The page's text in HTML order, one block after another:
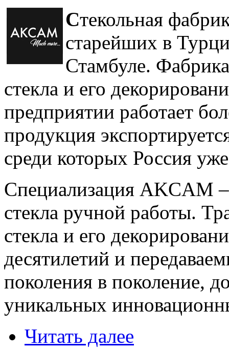
Стекольная
старейших в
Стамбуле.
стекла и его
предприятии работает
продукция
среди которых Россия
Специализация AKCAM –
стекла ручной работы.
стекла и его
десятилетий и
поколения в поколение,
уникальных
Читать далее